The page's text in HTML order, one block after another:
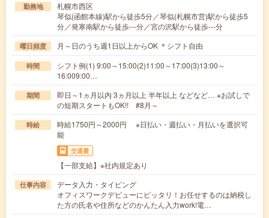
勤務地
札幌市西区
琴似(函館本線)駅から徒歩5分／琴似(札幌市営)駅から徒歩5
分／発寒南駅から徒歩---分／宮の沢駅から徒歩---分
曜日頻度 月～日のうち週1日以上からOK ＊シフト自由
時間
シフト例(1) 9:00～15:00(2)11:00～17:00(3)13:00～
16:009:00…
期間
即日～1ヵ月以内 3ヵ月以上 半年以上 などなど… ※お試しで
の短期スタートもOK!! #8月～
時給
時給1750円～2000円 ※日払い・週払い・月払いを選択可
能
交通費
【一部支給】※社内規定あり
仕事内容
データ入力・タイピング
オフィスワークデビューにピッタリ！お任せするのは納税し
た方の氏名や住所などのかんたん入力work!電…